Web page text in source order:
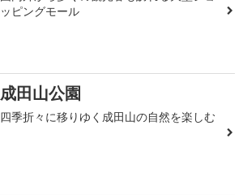
ッピングモール
成田山公園
四季折々に移りゆく成田山の自然を楽しむ